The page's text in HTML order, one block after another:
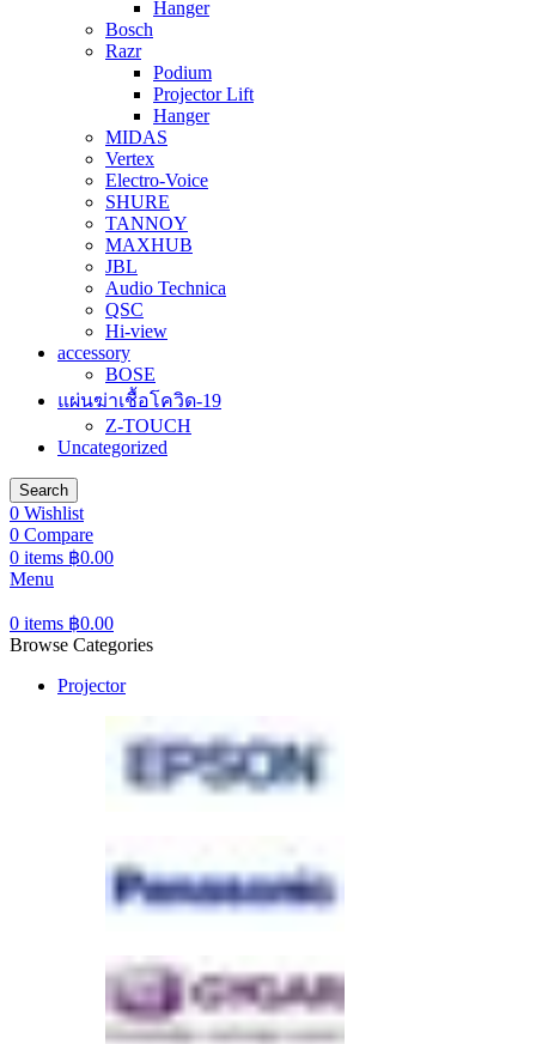
Hanger
Bosch
Razr
Podium
Projector Lift
Hanger
MIDAS
Vertex
Electro-Voice
SHURE
TANNOY
MAXHUB
JBL
Audio Technica
QSC
Hi-view
accessory
BOSE
แผ่นฆ่าเชื้อโควิด-19
Z-TOUCH
Uncategorized
Search
0 Wishlist
0 Compare
0 items ฿0.00
Menu
0 items ฿0.00
Browse Categories
Projector